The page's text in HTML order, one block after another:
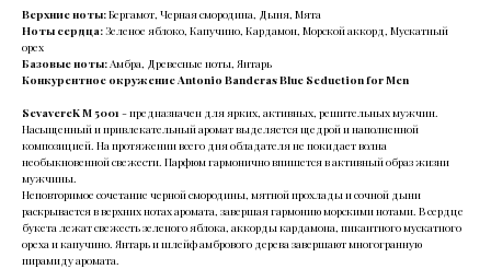
Верхние ноты:Бергамот, Черная смородина, Дыня, Мята
Ноты сердца: Зеленое яблоко, Капучино, Кардамон, Морской аккорд, Мускатный
орех
Базовые ноты:Амбра, Древесные ноты, Янтарь
Конкурентное окружение Antonio Banderas Blue Seduction for Men
SevavereK M 5001 - предназначен для ярких, активных, решительных мужчин.
Насыщенный и привлекательный аромат выделяется щедрой и наполненной
композицией. На протяжении всего дня обладателя не покидает волна
необыкновенной свежести. Парфюм гармонично впишется в активный образ жизни
мужчины.
Неповторимое сочетание черной смородины, мятной прохлады и сочной дыни
раскрывается в верхних нотах аромата, завершая гармонию морскими нотами. В сердце
букета лежат свежесть зеленого яблока, аккорды кардамона, пикантного мускатного
ореха и капучино. Янтарь и шлейф амбрового дерева завершают многогранную
пирамиду аромата.